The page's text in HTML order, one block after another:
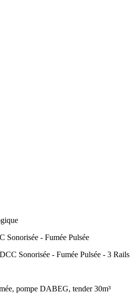
- Fumée Pulsée
Sonorisée - Fumée Pulsée - 3 Rails
pompe DABEG, tender 30m³